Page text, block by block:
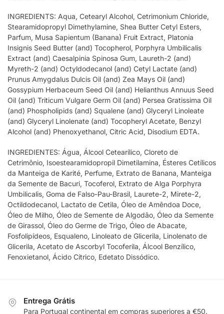
INGREDIENTS: Aqua, Cetearyl Alcohol, Cetrimonium Chloride,
Stearamidopropyl Dimethylamine, Shea Butter Cetyl Esters,
Parfum, Musa Sapientum (Banana) Fruit Extract, Platonia
Insignis Seed Butter (and) Tocopherol, Porphyra Umbilicalis
Extract (and) Caesalpinia Spinosa Gum, Laureth-2 (and)
Myreth-2 (and) Octyldodecanol (and) Cetyl Lactate (and)
Prunus Amygdalus Dulcis Oil (and) Zea Mays Oil (and)
Gossypium Herbaceum Seed Oil (and) Helianthus Annuus Seed
Oil (and) Triticum Vulgare Germ Oil (and) Persea Gratissima Oil
(and) Phospholipids (and) Squalene (and) Glyceryl Linoleate
(and) Glyceryl Linolenate (and) Tocopheryl Acetate, Benzyl
Alcohol (and) Phenoxyethanol, Citric Acid, Disodium EDTA.
INGREDIENTES: Água, Álcool Cetearílico, Cloreto de
Cetrimônio, Isoestearamidopropil Dimetilamina, Ésteres Cetílicos
da Manteiga de Karité, Perfume, Extrato de Banana, Manteiga
da Semente de Bacuri, Tocoferol, Extrato de Alga Porphyra
Umbilicalis, Goma de Falso-Pau-Brasil, Laurete-2, Mirete-2,
Octildodecanol, Lactato de Cetila, Óleo de Amêndoa Doce,
Óleo de Milho, Óleo de Semente de Algodão, Óleo da Semente
de Girassol, Óleo do Germe de Trigo, Óleo de Abacate,
Fosfolipídeos, Esqualeno, Linoleato de Glicerila, Linolenato de
Glicerila, Acetato de Ascorbyl Tocoferila, Álcool Benzílico,
Fenoxietanol, Ácido Cítrico, Edetato Dissódico.
Entrega Grátis
Para Portugal continental em compras superiores a €50.